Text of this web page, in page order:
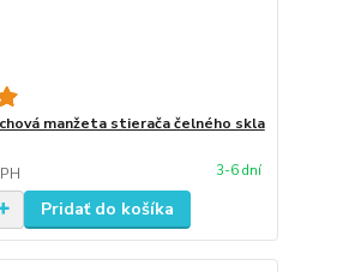
manžeta stierača čelného skla
3-6 dní
Pridať do košíka